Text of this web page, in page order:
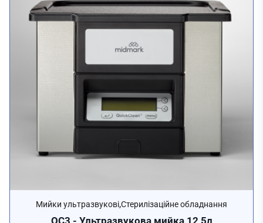
Мийки ультразвукові,Стерилізаційне обладнання
QC3 - Ультразвукова мийка 12,5л